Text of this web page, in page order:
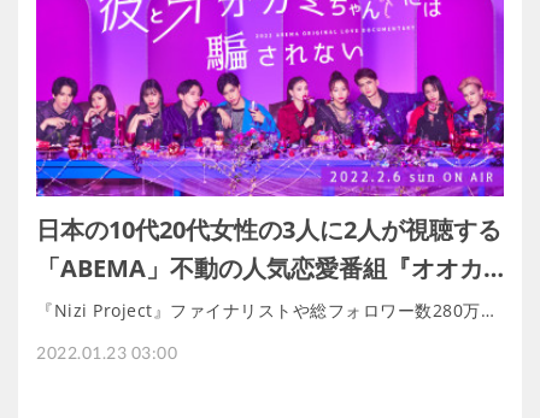
日本の10代20代女性の3人に2人が視聴する
「ABEMA」不動の人気恋愛番組『オオカ…
『Nizi Project』ファイナリストや総フォロワー数280万…
2022.01.23 03:00